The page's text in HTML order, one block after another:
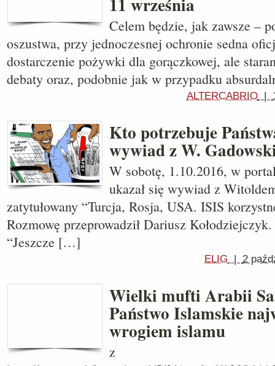
Celem będzie, jak zawsze –
oszustwa, przy jednoczesnej ochronie sedna
dostarczenie pożywki dla gorączkowej, ale
debaty oraz, podobnie jak w przypadku
ALTERCABRIO |
Kto potrzebuje
wywiad z W.
W sobotę, 1.10.2016, w
ukazał się wywiad z
zatytułowany “Turcja, Rosja, USA. ISIS
Rozmowę przeprowadził Dariusz
“Jeszcze […]
ELIG | 2
Wielki mufti Arabii
Państwo Islamskie
wrogiem islamu
z